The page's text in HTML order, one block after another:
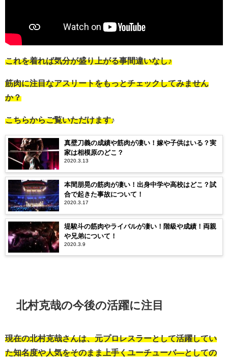
これを着れば気分が盛り上がる事間違いなし♪
筋肉に注目なアスリートをもっとチェックしてみません
か？
こちらからご覧いただけます♪
真壁刀義の成績や筋肉が凄い！嫁や子供はいる？実
家は相模原のどこ？
2020.3.13
本間朋晃の筋肉が凄い！出身中学や高校はどこ？試
合で起きた事故について！
2020.3.17
堤駿斗の筋肉やライバルが凄い！階級や成績！両親
や兄弟について！
2020.3.9
北村克哉の今後の活躍に注目
現在の北村克哉さんは、元プロレスラーとして活躍してい
た知名度や人気をそのまま上手くユーチューバ―としての